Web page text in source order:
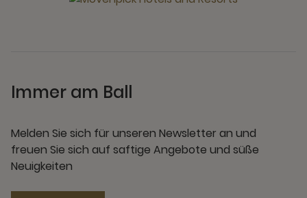
Immer am Ball
Melden Sie sich für unseren Newsletter an und
freuen Sie sich auf saftige Angebote und süße
Neuigkeiten